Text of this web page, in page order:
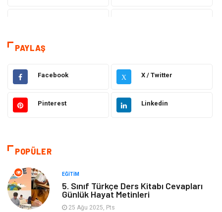
Dekorasyon
Bakım Güzellik Elektrik Elektronik
Hukuk Tatil
Bilgisayar & Yazılım
Yemek
Emlak Kültür Sanat
PAYLAŞ
Facebook X X / Twitter
Pinterest Linkedin
POPÜLER
EĞITIM
5. Sınıf Türkçe Ders Kitabı Cevapları
Günlük Hayat Metinleri
25 Ağu 2025, Pts